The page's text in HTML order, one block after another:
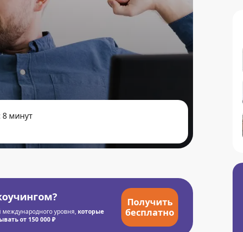
8 минут
международного уровня, которые
от 150 000 ₽
Получить
бесплатно